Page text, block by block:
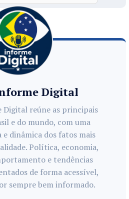
Digital
reúne as principais
e do mundo, com uma
dinâmica dos fatos mais
Política, economia,
e tendências
de forma acessível,
sempre bem informado.